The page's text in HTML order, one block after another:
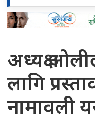
अध्यक्ष
लागि
नामावली